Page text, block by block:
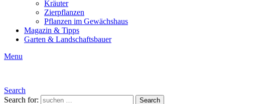
Kräuter
Zierpflanzen
Pflanzen im Gewächshaus
Magazin & Tipps
Garten & Landschaftsbauer
Menu
Search
Search for:
Search